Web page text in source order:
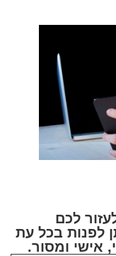
לכם
לפנות בכל עת
אישי ומסור.